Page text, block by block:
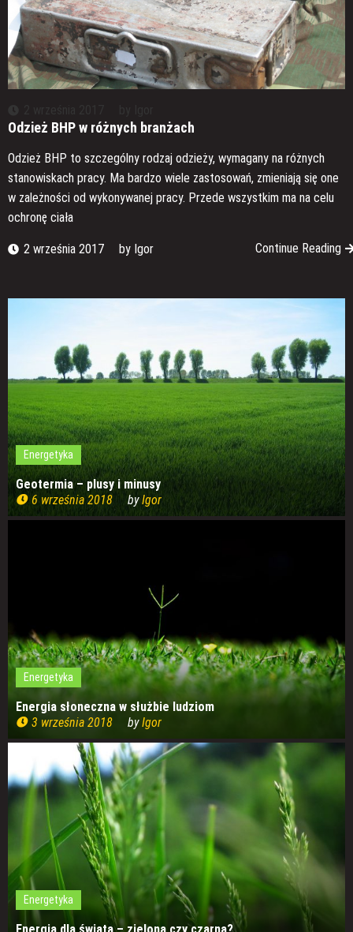
Odzież BHP w różnych branżach
Odzież BHP to szczególny rodzaj odzieży, wymagany na różnych
stanowiskach pracy. Ma bardzo wiele zastosowań, zmieniają się one
w zależności od wykonywanej pracy. Przede wszystkim ma na celu
ochronę ciała
2 września 2017 by Igor Continue Reading
Energetyka
Geotermia – plusy i minusy
6 września 2018
byIgor
Energetyka
Energia słoneczna w służbie ludziom
3 września 2018
byIgor
Energetyka